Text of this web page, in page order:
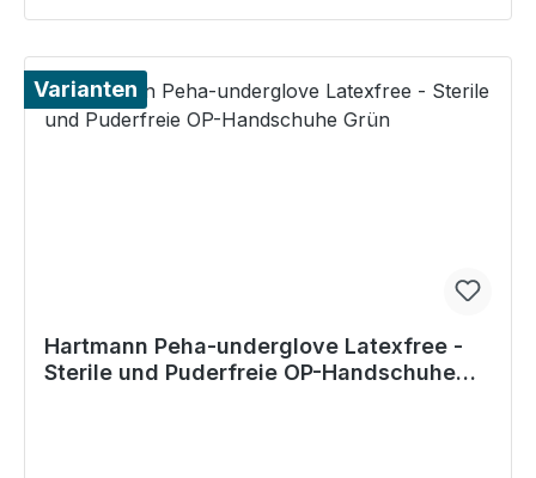
Varianten
Hartmann Peha-underglove Latexfree -
Sterile und Puderfreie OP-Handschuhe